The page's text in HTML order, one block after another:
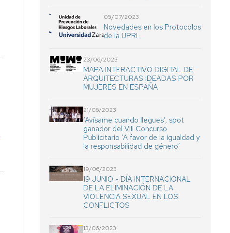
05/07/2023
Novedades en los Protocolos
de la UPRL
23/06/2023
MAPA INTERACTIVO DIGITAL DE
ARQUITECTURAS IDEADAS POR
MUJERES EN ESPAÑA
21/06/2023
‘Avísame cuando llegues’, spot
ganador del VIII Concurso
Publicitario ‘A favor de la igualdad y
la responsabilidad de género’
19/06/2023
19 JUNIO - DÍA INTERNACIONAL
DE LA ELIMINACIÓN DE LA
VIOLENCIA SEXUAL EN LOS
CONFLICTOS
13/06/2023